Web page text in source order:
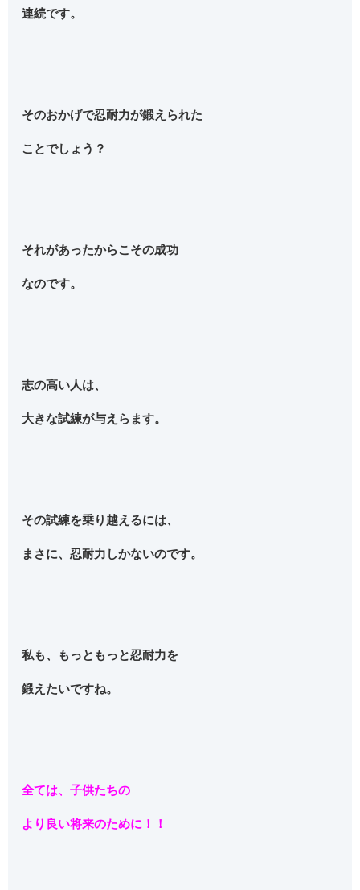
連続です。
そのおかげで忍耐力が鍛えられた
ことでしょう？
それがあったからこその成功
なのです。
志の高い人は、
大きな試練が与えらます。
その試練を乗り越えるには、
まさに、忍耐力しかないのです。
私も、もっともっと忍耐力を
鍛えたいですね。
全ては、子供たちの
より良い将来のために！！